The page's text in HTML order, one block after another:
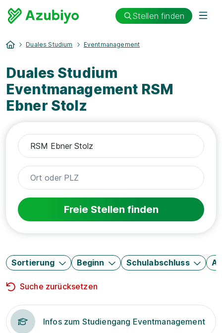
Stellen finden
Duales Studium Eventmanagement
Duales Studium
Eventmanagement RSM
Ebner Stolz
Freie Stellen finden
Sortierung Beginn Schulabschluss
Suche zurücksetzen
Infos zum Studiengang Eventmanagement